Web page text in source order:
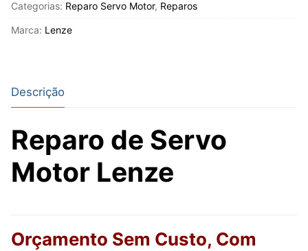
Categorias: Reparo Servo Motor, Reparos
Marca: Lenze
Descrição
Reparo de Servo
Motor Lenze
Orçamento Sem Custo, Com